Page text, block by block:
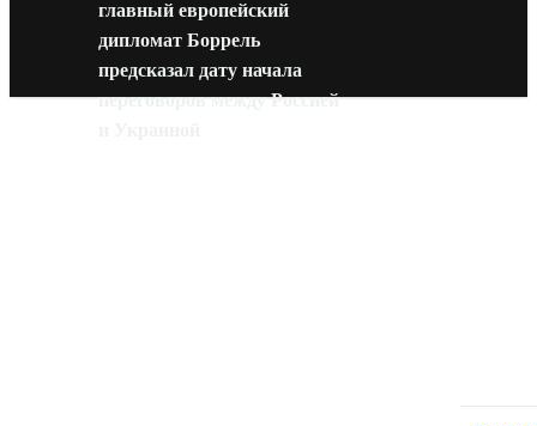
главный европейский
дипломат Боррель
предсказал дату начала
переговоров между Россией